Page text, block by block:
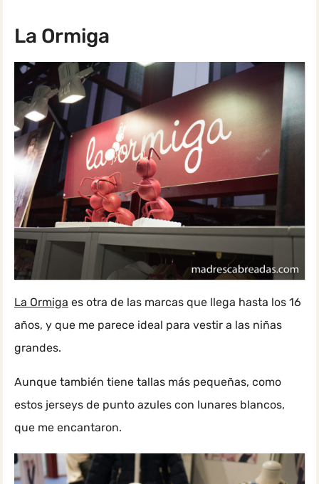
La Ormiga
La Ormiga es otra de las marcas que llega hasta los 16
años, y que me parece ideal para vestir a las niñas
grandes.
Aunque también tiene tallas más pequeñas, como
estos jerseys de punto azules con lunares blancos,
que me encantaron.